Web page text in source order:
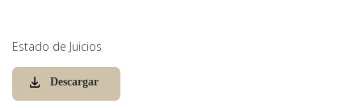
Estado de Juicios
Descargar